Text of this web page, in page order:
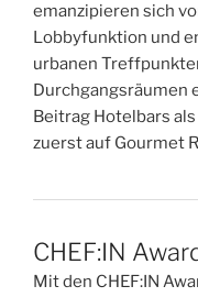
emanzipieren sich
Lobbyfunktion und
urbanen
Durchgangsräumen
Beitrag Hotelbars
zuerst auf Gourmet
CHEF:IN
Mit den CHEF:IN